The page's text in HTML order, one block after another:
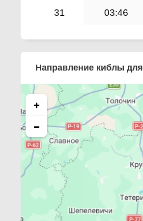
31 03:46
Направление киблы
+
−